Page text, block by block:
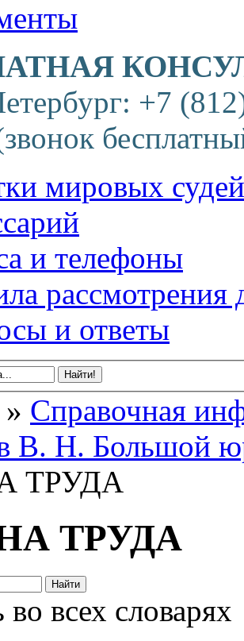
+7
мировых судей
и телефоны
рассмотрения
и ответы
» Справочная
В. Н. Большой
ТРУДА
ТРУДА
во всех словарях